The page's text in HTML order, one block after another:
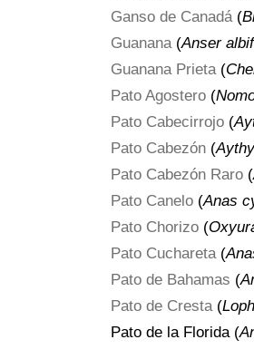
Ganso de Canadá(
Guanana(Anser
Guanana Prieta(
Pato Agostero (
Pato Cabecirrojo (
Pato Cabezón (
Pato Cabezón Raro (
Pato Canelo (Anas
Pato Chorizo (
Pato Cuchareta(
Pato de Bahamas (
Pato de Cresta(
Pato de la Florida (